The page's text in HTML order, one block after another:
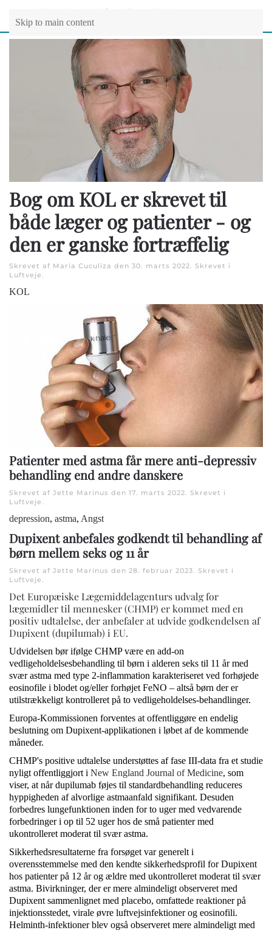
Skip to main content
Bog om KOL er skrevet til
både læger og patienter - og
den er ganske fortræffelig
Skrevet af Maria Cuculiza den 30. marts 2022 . Skrevet i
Luftveje
KOL
Patienter med astma får mere anti-depressiv
behandling end andre danskere
Skrevet af Jette Marinus den 17. marts 2022. Skrevet i
Luftveje.
depression, astma, Angst
Dupixent anbefales godkendt til behandling af
børn mellem seks og 11 år
Skrevet af Jette Marinus den 28. februar 2023. Skrevet i
Luftveje.
Det Europæiske Lægemiddelagenturs udvalg for
lægemidler til mennesker (CHMP) er kommet med en
positiv udtalelse, der anbefaler at udvide godkendelsen af ​​
Dupixent (dupilumab) i EU.
Udvidelsen bør ifølge CHMP være en add-on
vedligeholdelsesbehandling til børn i alderen seks til 11 år med
svær astma med type 2-inflammation karakteriseret ved forhøjede
eosinofile i blodet og/eller forhøjet FeNO – altså børn der er
utilstrækkeligt kontrolleret på to vedligeholdelses-behandlinger.
Europa-Kommissionen forventes at offentliggøre en endelig
beslutning om Dupixent-applikationen i løbet af de kommende
måneder.
CHMP's positive udtalelse understøttes af fase III-data fra et studie
nyligt offentliggjort i New England Journal of Medicine, som
viser, at når dupilumab føjes til standardbehandling reduceres
hyppigheden af ​​alvorlige astmaanfald signifikant. Desuden
forbedres lungefunktionen inden for to uger med vedvarende
forbedringer i op til 52 uger hos de små patienter med
ukontrolleret moderat til svær astma.
Sikkerhedsresultaterne fra forsøget var generelt i
overensstemmelse med den kendte sikkerhedsprofil for Dupixent
hos patienter på 12 år og ældre med ukontrolleret moderat til svær
astma. Bivirkninger, der er mere almindeligt observeret med
Dupixent sammenlignet med placebo, omfattede reaktioner på
injektionsstedet, virale øvre luftvejsinfektioner og eosinofili.
Helminth-infektioner blev også observeret mere almindeligt med